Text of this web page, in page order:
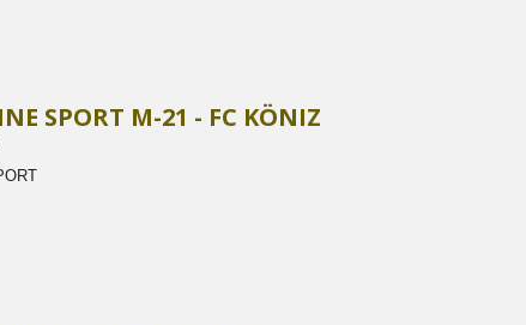
SPORT M-21 - FC KÖNIZ